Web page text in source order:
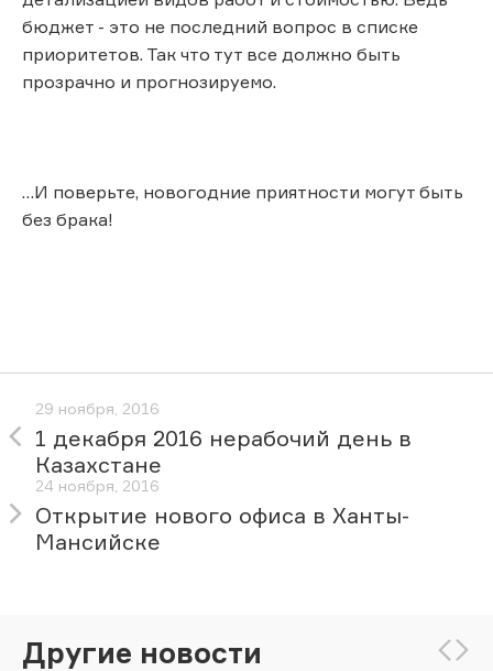
бюджет - это не последний вопрос в списке
приоритетов. Так что тут все должно быть
прозрачно и прогнозируемо.
…И поверьте, новогодние приятности могут быть
без брака!
29 ноября, 2016
1 декабря 2016 нерабочий день в
Казахстане
24 ноября, 2016
Открытие нового офиса в Ханты-
Мансийске
Другие новости